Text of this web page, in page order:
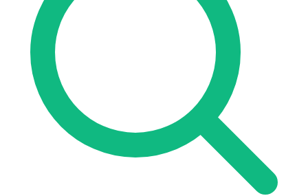
SEO-Beratung Linkaufbau
Beratung
SEO-Mentoring
So funktioniert es
Sprache
🇪🇸 ES
🇬🇧 EN 🇮🇹 IT